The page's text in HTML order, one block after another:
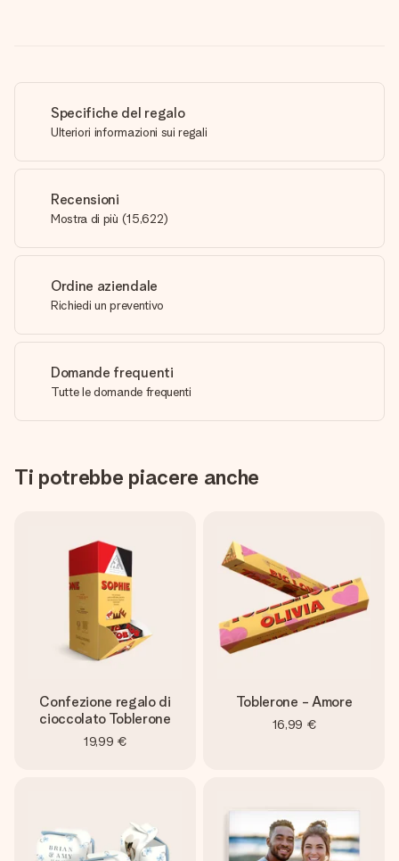
Specifiche del regalo
Ulteriori informazioni sui regali
Recensioni
Mostra di più (15,622)
Ordine aziendale
Richiedi un preventivo
Domande frequenti
Tutte le domande frequenti
Ti potrebbe piacere anche
Confezione regalo di
cioccolato Toblerone
19,99 €
Toblerone - Amore
16,99 €